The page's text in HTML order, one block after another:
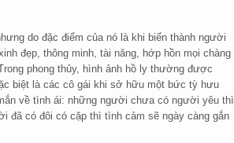
do đặc điểm của nó là khi biến thành người
đẹp, thông minh, tài năng, hớp hồn mọi chàng
phong thủy, hình ảnh hồ ly thường được
biệt là các cô gái khi sở hữu một bức tỳ hưu
về tình ái: những người chưa có người yêu thì
đã có đôi có cặp thì tình cảm sẽ ngày càng gắn